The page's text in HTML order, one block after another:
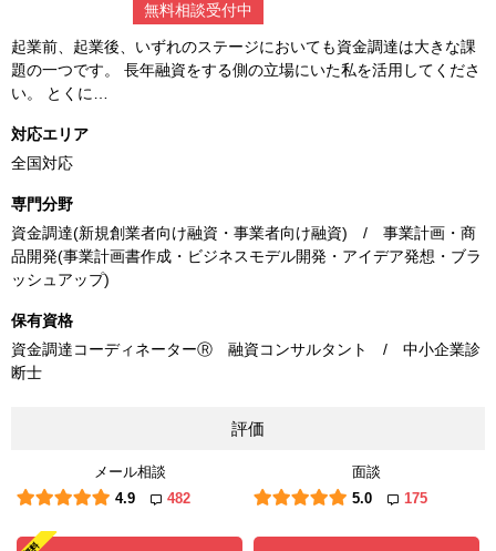
無料相談受付中
起業前、起業後、いずれのステージにおいても資金調達は大きな課
題の一つです。 長年融資をする側の立場にいた私を活用してくださ
い。 とくに…
対応エリア
全国対応
専門分野
資金調達(新規創業者向け融資・事業者向け融資) / 事業計画・商
品開発(事業計画書作成・ビジネスモデル開発・アイデア発想・ブラ
ッシュアップ)
保有資格
資金調達コーディネーターⓇ 融資コンサルタント / 中小企業診
断士
評価
メール相談
4.9
482
面談
5.0
175